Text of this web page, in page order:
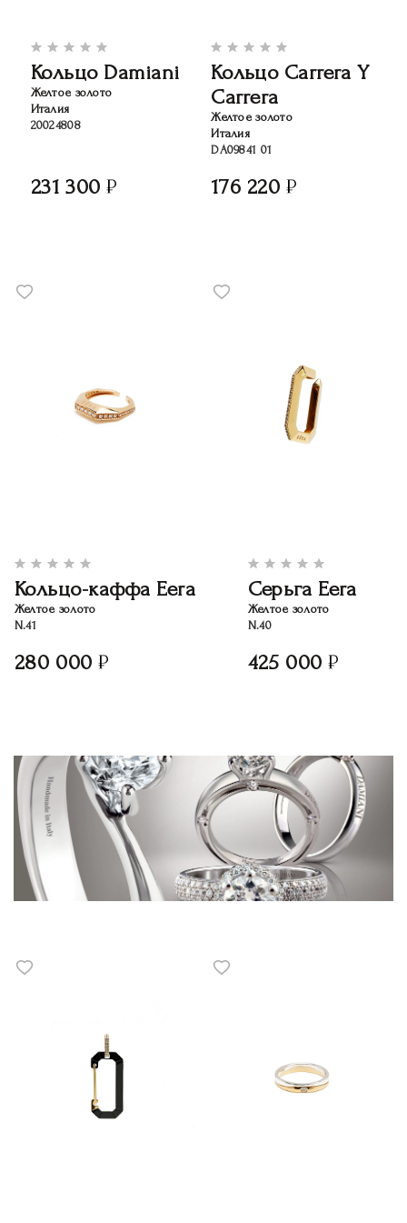
Кольцо Damiani
Желтое золото
Италия
20024808
231 300
Кольцо Carrera Y
Carrera
Желтое золото
Италия
DA09841 01
176 220
Кольцо-каффа Eera
Желтое золото
N.41
280 000
Серьга Eera
Желтое золото
N.40
425 000